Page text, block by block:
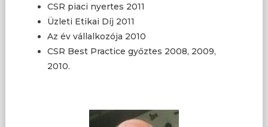
CSR piaci nyertes 2011
Üzleti Etikai Díj 2011
Az év vállalkozója 2010
CSR Best Practice győztes 2008, 2009,
2010.